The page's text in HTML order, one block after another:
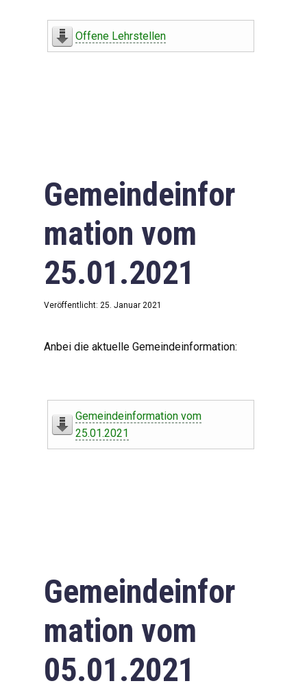
Offene Lehrstellen
Gemeindeinfor
mation vom
25.01.2021
Veröffentlicht: 25. Januar 2021
Anbei die aktuelle Gemeindeinformation:
Gemeindeinformation vom
25.01.2021
Gemeindeinfor
mation vom
05.01.2021